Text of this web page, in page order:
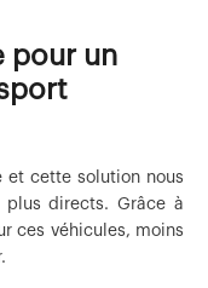
pour un
et cette solution nous
directs. Grâce à
ces véhicules, moins